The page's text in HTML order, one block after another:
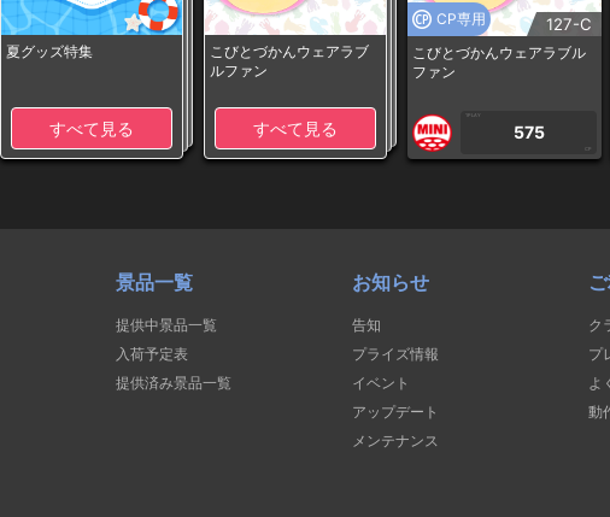
夏グッズ特集
すべて見る
こびとづかんウェアラブ
ルファン
すべて見る
CP専用 127-C
こびとづかんウェアラブル
ファン
1PLAY
575
CP
景品一覧
提供中景品一覧
入荷予定表
提供済み景品一覧
お知らせ
告知
プライズ情報
イベント
アップデート
メンテナンス
ク
プ
よ
動